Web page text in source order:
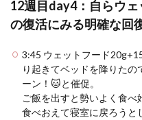
12週目day4：自らウ
の復活にみる明確な回
3:45 ウェットフード
り起きてベッドを降りた
ーン！🐱と催促。
ご飯を出すと勢いよく食べ
食べおえて寝室に戻ろうと